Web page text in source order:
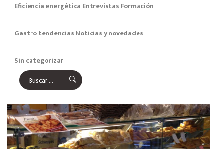
Eficiencia energética Entrevistas Formación
Gastro tendencias Noticias y novedades
Sin categorizar